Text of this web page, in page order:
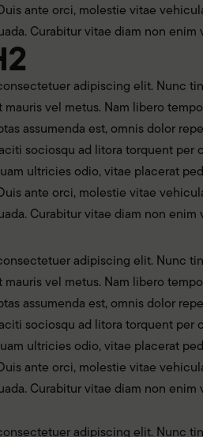
ante orci, molestie vitae
Curabitur vitae diam non
adipiscing elit. Nunc
mauris vel metus. Nam libero
assumenda est, omnis dolor
sociosqu ad litora torquent
ultricies odio, vitae placerat
ante orci, molestie vitae
Curabitur vitae diam non
adipiscing elit. Nunc
mauris vel metus. Nam libero
assumenda est, omnis dolor
sociosqu ad litora torquent
ultricies odio, vitae placerat
ante orci, molestie vitae
Curabitur vitae diam non
adipiscing elit. Nunc